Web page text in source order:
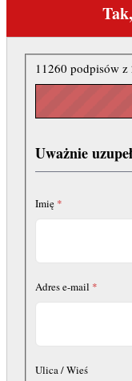
Uważnie
Imię *
Adres e-mail *
Ulica / Wieś